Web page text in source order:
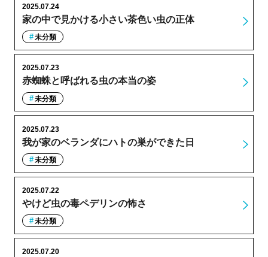
家の中で見かける小さい茶色い虫の正体
2025.07.24
未分類
赤蜘蛛と呼ばれる虫の本当の姿
2025.07.23
未分類
我が家のベランダにハトの巣ができた日
2025.07.23
未分類
やけど虫の毒ペデリンの怖さ
2025.07.22
未分類
2025.07.20